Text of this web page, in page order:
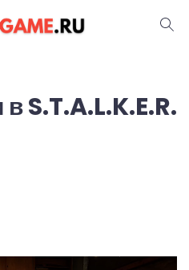
S.T.A.L.K.E.R.